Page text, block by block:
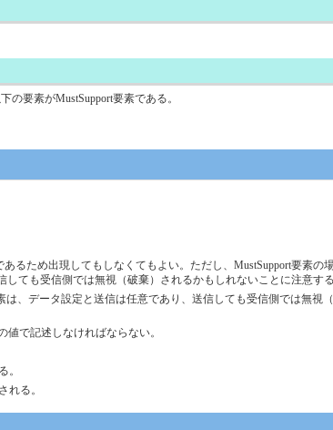
要素がMustSupport要素である。
ため出現してもしなくてもよい。ただし、MustSupport要素の
ても受信側では無視（破棄）されるかもしれないことに注意する
、データ設定と送信は任意であり、送信しても受信側では無視
で記述しなければならない。
。
れる。